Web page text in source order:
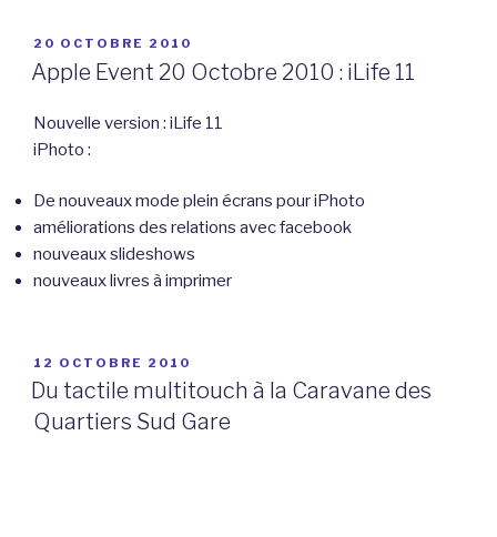
PUBLIÉ
LE
20 OCTOBRE 2010
Apple Event 20 Octobre 2010 : iLife 11
Nouvelle version : iLife 11
iPhoto :
De nouveaux mode plein écrans pour iPhoto
améliorations des relations avec facebook
nouveaux slideshows
nouveaux livres à imprimer
PUBLIÉ
LE
12 OCTOBRE 2010
Du tactile multitouch à la Caravane des
Quartiers Sud Gare